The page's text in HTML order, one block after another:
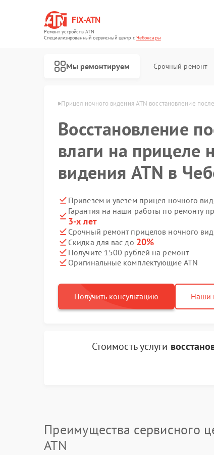
FIX-ATN
Ремонт устройств ATN
Специализированный cервисный центр г.Чебоксары
Мы ремонтируем Срочный ремонт
Прицел ночного видения ATN восстановление
Восстановление
влаги на прицеле
видения ATN в
Привезем и увезем прицел ночного
Гарантия на наши работы по ремонту
3-х лет
Срочный ремонт прицелов ночного
Скидка для вас до 20%
Получите 1500 рублей на ремонт
Оригинальные комплектующие ATN
Получить консультацию Наши
Стоимость услуги
Преимущества сервисного
ATN